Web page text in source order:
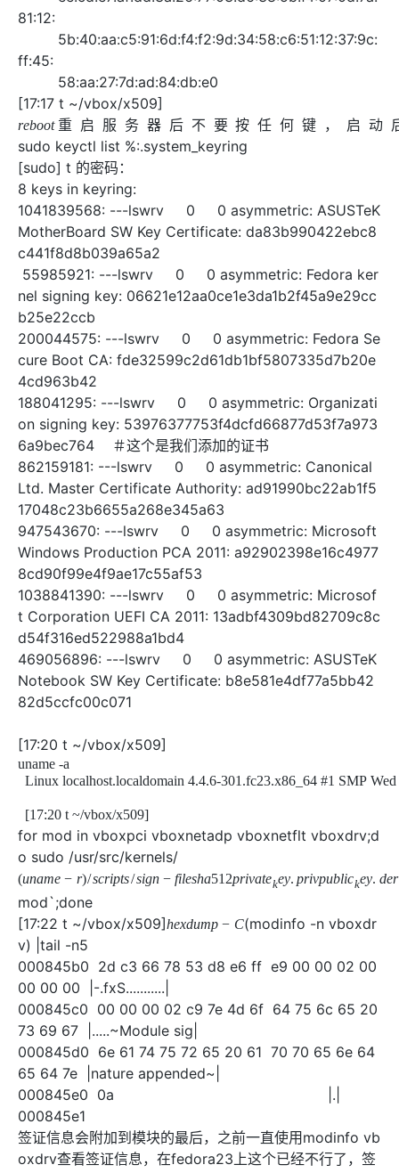
81:12:
5b:40:aa:c5:91:6d:f4:f2:9d:34:58:c6:51:12:37:9c:
ff:45:
58:aa:27:7d:ad:84:db:e0
[17:17 t ~/vbox/x509]
重 启服务 器后 不 要按 任 何键 ，启动 后按照 使 用键
sudo keyctl list %:.system_keyring
[sudo] t 的密码：
8 keys in keyring:
1041839568: ---lswrv 0 0 asymmetric: ASUSTeK
MotherBoard SW Key Certificate: da83b990422ebc8
c441f8d8b039a65a2
55985921: ---lswrv 0 0 asymmetric: Fedora ker
nel signing key: 06621e12aa0ce1e3da1b2f45a9e29cc
b25e22ccb
200044575: ---lswrv 0 0 asymmetric: Fedora Se
cure Boot CA: fde32599c2d61db1bf5807335d7b20e
4cd963b42
188041295: ---lswrv 0 0 asymmetric: Organizati
on signing key: 53976377753f4dcfd66877d53f7a973
6a9bec764 ＃这个是我们添加的证书
862159181: ---lswrv 0 0 asymmetric: Canonical
Ltd. Master Certificate Authority: ad91990bc22ab1f5
17048c23b6655a268e345a63
947543670: ---lswrv 0 0 asymmetric: Microsoft
Windows Production PCA 2011: a92902398e16c4977
8cd90f99e4f9ae17c55af53
1038841390: ---lswrv 0 0 asymmetric: Microsof
t Corporation UEFI CA 2011: 13adbf4309bd82709c8c
d54f316ed522988a1bd4
469056896: ---lswrv 0 0 asymmetric: ASUSTeK
Notebook SW Key Certificate: b8e581e4df77a5bb42
82d5ccfc00c071
[17:20 t ~/vbox/x509]
uname -a
Linux localhost.localdomain 4.4.6-301.fc23.x86_64 #1 SMP
for mod in vboxpci vboxnetadp vboxnetflt vboxdrv;d
o sudo /usr/src/kernels/
mod`;done
[17:22 t ~/vbox/x509]
drv) |tail -n5
000845b0 2d c3 66 78 53 d8 e6 ff e9 00 00 02 00
00 00 00 |-.fxS...........|
000845c0 00 00 00 02 c9 7e 4d 6f 64 75 6c 65 20
73 69 67 |.....~Module sig|
000845d0 6e 61 74 75 72 65 20 61 70 70 65 6e 64
65 64 7e |nature appended~|
000845e0 0a |.|
000845e1
签证信息会附加到模块的最后，之前一直使用modinfo vb
oxdrv查看签证信息，在fedora23上这个已经不行了，签
证完成后显示的信息与之前没有任何区别，所以走了不少